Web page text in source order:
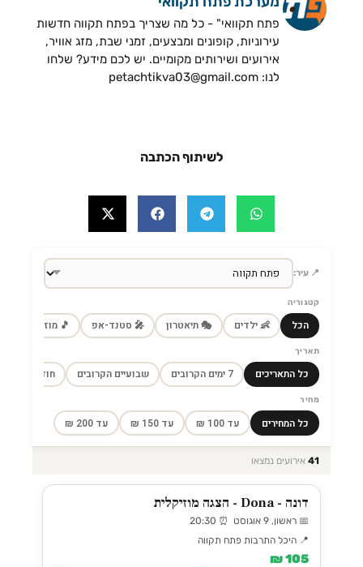
פתח תקוואי" - כל מה שצריך בפתח תקווה חדשות
עירוניות, קופונים ומבצעים, זמני שבת, מזג אוויר,
אירועים ושירותים מקומיים. יש לכם מידע? שלחו
לנו: petachtikva03@gmail.com
לשיתוף הכתבה
📍 עיר:
קטגוריה
הכל 👶 ילדים 🎭 תיאטרון 🎤 סטנד-אפ 🎵 מוזיקה
תאריך
כל התאריכים 7 ימים הקרובים שבועיים הקרובים חודש הקרוב
מחיר
כל המחירים עד 100 ₪ עד 150 ₪ עד 200 ₪
41 אירועים נמצאו
דונה - Dona - הצגה מוזיקלית
📅 ראשון, 9 אוגוסט ⏰ 20:30
📍 היכל התרבות פתח תקווה
105 ₪